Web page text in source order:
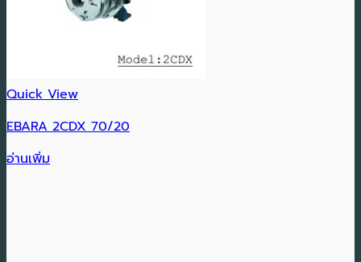
Quick View
EBARA 2CDX 70/20
อ่านเพิ่ม